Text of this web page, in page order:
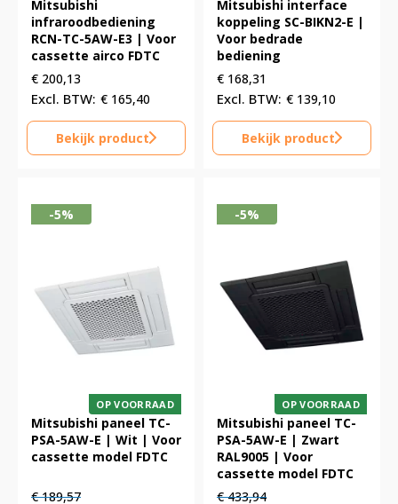
Mitsubishi
infraroodbediening
RCN-TC-5AW-E3 | Voor
cassette airco FDTC
€ 200,13
€ 165,40
Bekijk product
Mitsubishi interface
koppeling SC-BIKN2-E |
Voor bedrade
bediening
€ 168,31
€ 139,10
Bekijk product
-5%
OP VOORRAAD
Mitsubishi paneel TC-
PSA-5AW-E | Wit | Voor
cassette model FDTC
Oorspronkelijke
€189,57Huidige
-5%
OP VOORRAAD
Mitsubishi paneel TC-
PSA-5AW-E | Zwart
RAL9005 | Voor
cassette model FDTC
Oorspronkelijke
€433,94Huidige